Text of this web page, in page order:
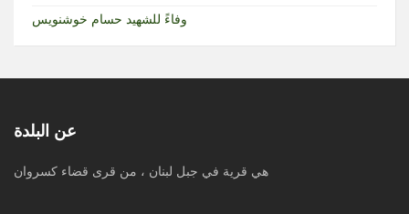
وفاءً للشهيد حسام خوشنويس
عن البلدة
هي قرية في جبل لبنان ، من قرى قضاء كسروان